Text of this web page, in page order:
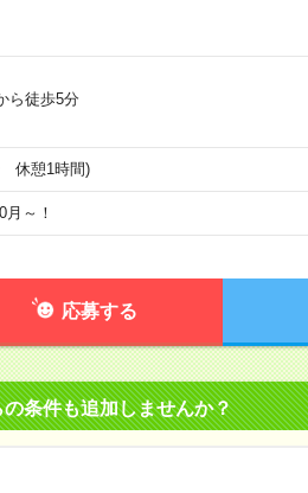
ら徒歩5分
休憩1時間)
～！
応募する
の条件も追加しませんか？